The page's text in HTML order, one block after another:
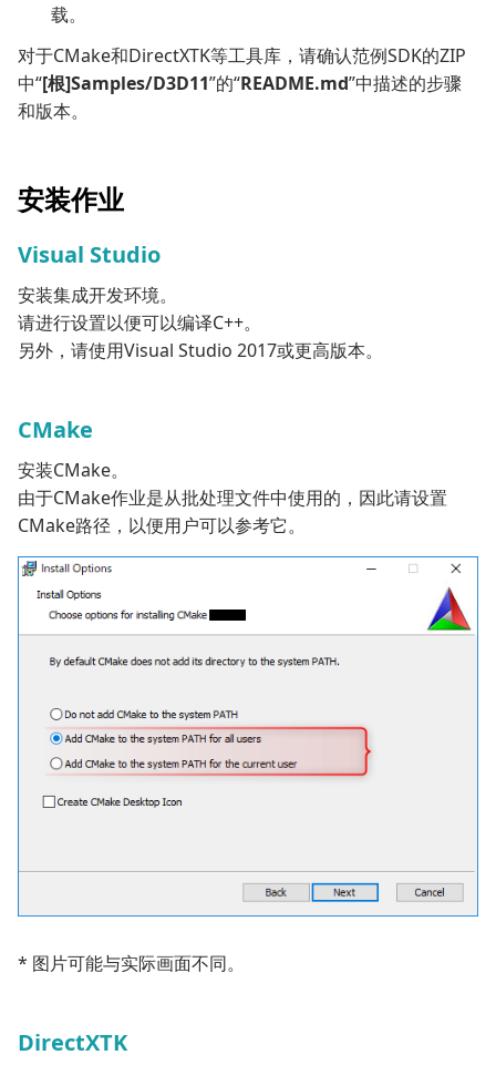
载。
对于CMake和DirectXTK等工具库，请确认范例SDK的ZIP
中“[根]Samples/D3D11”的“README.md”中描述的步骤
和版本。
安装作业
Visual Studio
安装集成开发环境。
请进行设置以便可以编译C++。
另外，请使用Visual Studio 2017或更高版本。
CMake
安装CMake。
由于CMake作业是从批处理文件中使用的，因此请设置
CMake路径，以便用户可以参考它。
* 图片可能与实际画面不同。
DirectXTK